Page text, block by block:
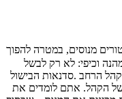
מנוסים, במטרה להפוך
וכיפי: לא רק לבשל
הרחב .סדנאות הבישול
של הקהל. אתם לומדים את